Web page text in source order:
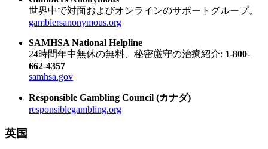
世界中で対面およびオンラインのサポートグループ。
gamblersanonymous.org
SAMHSA National Helpline
24時間年中無休の無料、秘密厳守の治療紹介: 1-800-
662-4357
samhsa.gov
Responsible Gambling Council (カナダ)
responsiblegambling.org
英国